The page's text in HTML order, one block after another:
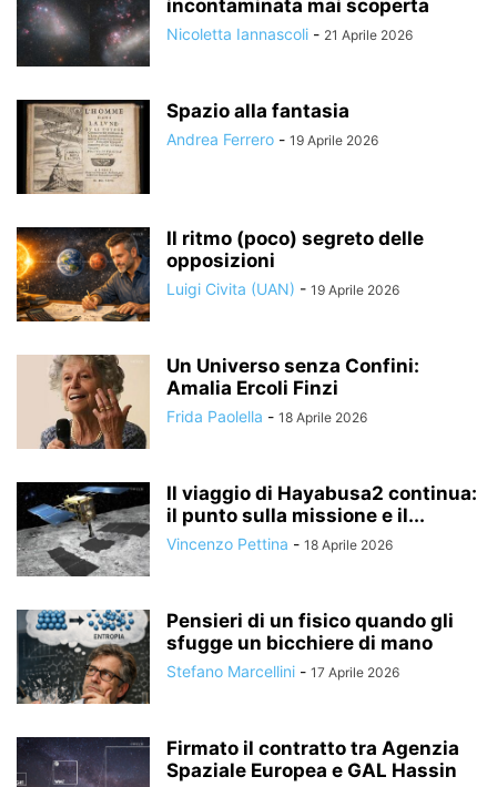
incontaminata mai scoperta
Nicoletta Iannascoli - 21 Aprile 2026
Spazio alla fantasia
Andrea Ferrero - 19 Aprile 2026
Il ritmo (poco) segreto delle
opposizioni
Luigi Civita (UAN) - 19 Aprile 2026
Un Universo senza Confini:
Amalia Ercoli Finzi
Frida Paolella - 18 Aprile 2026
Il viaggio di Hayabusa2 continua:
il punto sulla missione e il...
Vincenzo Pettina - 18 Aprile 2026
Pensieri di un fisico quando gli
sfugge un bicchiere di mano
Stefano Marcellini - 17 Aprile 2026
Firmato il contratto tra Agenzia
Spaziale Europea e GAL Hassin